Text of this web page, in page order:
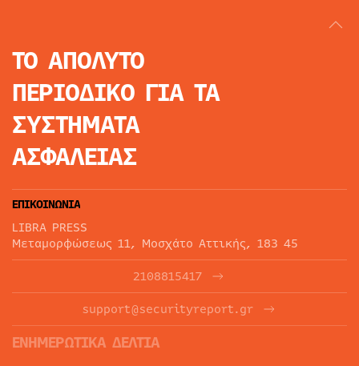
ΤΟ ΑΠΟΛΥΤΟ
ΠΕΡΙΟΔΙΚΟ ΓΙΑ ΤΑ
ΣΥΣΤΗΜΑΤΑ
ΑΣΦΑΛΕΙΑΣ
ΕΠΙΚΟΙΝΩΝΙΑ
LIBRA PRESS
Μεταμορφώσεως 11, Μοσχάτο Αττικής, 183 45
2108815417
support@securityreport.gr
ΕΝΗΜΕΡΩΤΙΚΑ ΔΕΛΤΙΑ